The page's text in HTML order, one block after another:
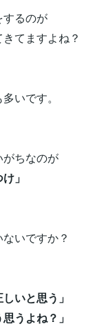
るのが
てますよね？
いです。
ちなのが
」
いですか？
いと思う」
うよね？」